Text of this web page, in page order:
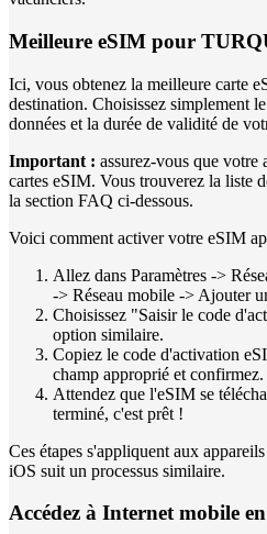
Meilleure eSIM pour
Ici, vous obtenez la meilleure carte
destination. Choisissez simplement
données et la durée de validité de
Important : assurez-vous que votre
cartes eSIM. Vous trouverez la liste
la section FAQ ci-dessous.
Voici comment activer votre eSIM
Allez dans Paramètres ->
-> Réseau mobile -> Ajouter
Choisissez "Saisir le code
option similaire.
Copiez le code d'activation
champ approprié et confirmez.
Attendez que l'eSIM se
terminé, c'est prêt !
Ces étapes s'appliquent aux
iOS suit un processus similaire.
Accédez à Internet mobile